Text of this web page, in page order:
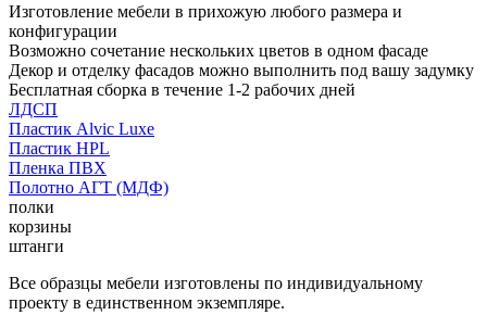
Изготовление мебели в прихожую любого размера и
конфигурации
Возможно сочетание нескольких цветов в одном фасаде
Декор и отделку фасадов можно выполнить под вашу задумку
Бесплатная сборка в течение 1-2 рабочих дней
ЛДСП
Пластик Alvic Luxe
Пластик HPL
Пленка ПВХ
Полотно АГТ (МДФ)
полки
корзины
штанги
Все образцы мебели изготовлены по индивидуальному
проекту в единственном экземпляре.